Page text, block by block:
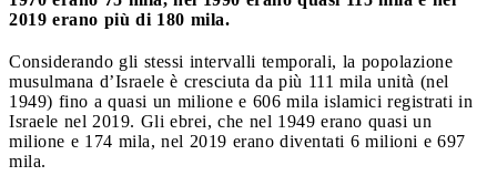
2019 erano più di 180 mila.
Considerando gli stessi intervalli temporali, la popolazione
musulmana d’Israele è cresciuta da più 111 mila unità (nel
1949) fino a quasi un milione e 606 mila islamici registrati in
Israele nel 2019. Gli ebrei, che nel 1949 erano quasi un
milione e 174 mila, nel 2019 erano diventati 6 milioni e 697
mila.